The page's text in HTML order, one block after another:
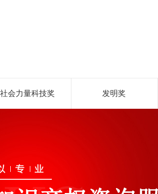
社会力量科技奖 发明奖